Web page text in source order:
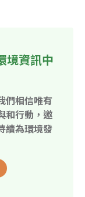
境資訊中
們相信唯有
和行動，邀
續為環境發